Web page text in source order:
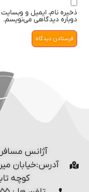
ذخیره نام، ایمیل و
دوباره دیدگاهی می‌نویسم.
آژانس
آدرس:خیابان
کوچه